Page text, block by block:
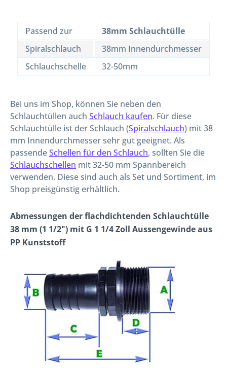
Passend zur
38mm Schlauchtülle
Spiralschlauch
38mm Innendurchmesser
Schlauchschelle
32-50mm
Bei uns im Shop, können Sie neben den
Schlauchtüllen auch Schlauch kaufen. Für diese
Schlauchtülle ist der Schlauch (Spiralschlauch) mit 38
mm Innendurchmesser sehr gut geeignet. Als
passendeSchellen für den Schlauch, sollten Sie die
Schlauchschellen mit 32-50 mm Spannbereich
verwenden. Diese sind auch als Set und Sortiment, im
Shop preisgünstig erhältlich.
Abmessungen der flachdichtenden Schlauchtülle
38 mm (1 1/2") mit G 1 1/4 Zoll Aussengewinde aus
PP Kunststoff